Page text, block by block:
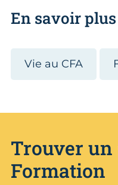
En savoir
Vie au CFA
Trouver un
Formation